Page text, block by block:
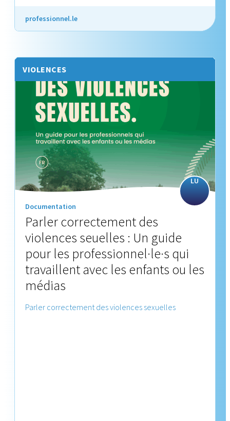
professionnel.le
VIOLENCES
LU
Documentation
Parler correctement des
violences seuelles : Un guide
pour les professionnel·le·s qui
travaillent avec les enfants ou les
médias
Parler correctement des violences sexuelles